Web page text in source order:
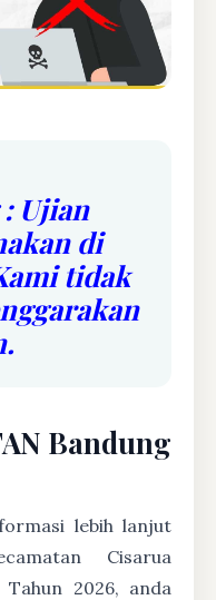
Ujian
di
tidak
Bandung
lebih lanjut
Cisarua
2026, anda